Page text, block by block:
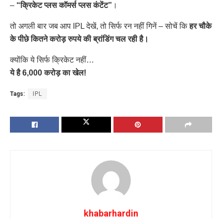
– “क्रिकेट प्लस कॉमर्स प्लस कंटेंट” ।
तो अगली बार जब आप IPL देखें, तो सिर्फ रन नहीं गिनें – सोचें किहर चौके
के पीछे कितने करोड़ रुपये की ब्रांडिंग चल रही है।
क्योंकि ये सिर्फ क्रिकेट नहीं…
ये है 6,000 करोड़ का खेल!
Tags: IPL
khabarhardin